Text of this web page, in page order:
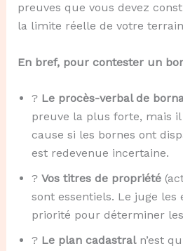
preuves que vous devez
la limite réelle de votre
En bref, pour contester un
? Le procès-verbal de
preuve la plus forte, mais
cause si les bornes ont
est redevenue incertaine.
? Vos titres de propriété
sont essentiels. Le juge les
priorité pour déterminer
?️ Le plan cadastraln’est